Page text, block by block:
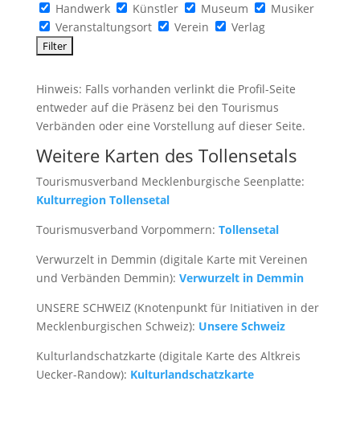
Handwerk
Künstler Museum
Musiker
Veranstaltungsort
Verein Verlag
Hinweis: Falls vorhanden verlinkt die Profil-Seite
entweder auf die Präsenz bei den Tourismus
Verbänden oder eine Vorstellung auf dieser Seite.
Weitere Karten des Tollensetals
Tourismusverband Mecklenburgische Seenplatte:
Kulturregion Tollensetal
Tourismusverband Vorpommern: Tollensetal
Verwurzelt in Demmin (digitale Karte mit Vereinen
und Verbänden Demmin): Verwurzelt in Demmin
UNSERE SCHWEIZ (Knotenpunkt für Initiativen in der
Mecklenburgischen Schweiz): Unsere Schweiz
Kulturlandschatzkarte (digitale Karte des Altkreis
Uecker-Randow): Kulturlandschatzkarte